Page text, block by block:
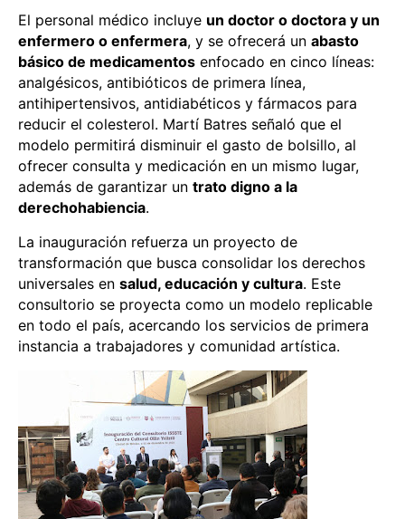
El personal médico incluye un doctor o doctora y un
enfermero o enfermera, y se ofrecerá un abasto
básico de medicamentos enfocado en cinco líneas:
analgésicos, antibióticos de primera línea,
antihipertensivos, antidiabéticos y fármacos para
reducir el colesterol. Martí Batres señaló que el
modelo permitirá disminuir el gasto de bolsillo, al
ofrecer consulta y medicación en un mismo lugar,
además de garantizar un trato digno a la
derechohabiencia.
La inauguración refuerza un proyecto de
transformación que busca consolidar los derechos
universales en salud, educación y cultura. Este
consultorio se proyecta como un modelo replicable
en todo el país, acercando los servicios de primera
instancia a trabajadores y comunidad artística.